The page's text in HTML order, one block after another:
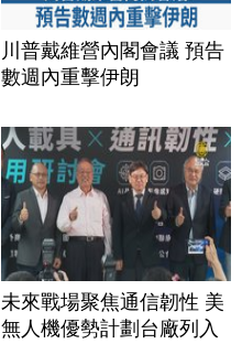
川普戴維營內閣會議 預告
數週內重擊伊朗
未來戰場聚焦通信韌性 美
無人機優勢計劃台廠列入